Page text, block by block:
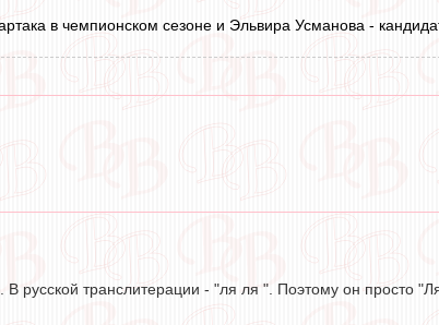
в чемпионском сезоне и Эльвира Усманова -
русской транслитерации - "ля ля ". Поэтому он просто